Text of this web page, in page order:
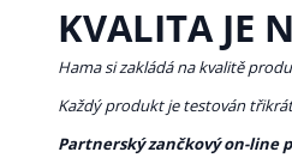
KVALITA JE
Hama si zakládá na kvalitě
Každý produkt je testován
Partnerský zančkový on-line